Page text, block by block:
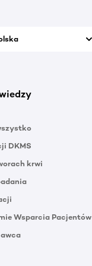
DKMS
krwi
Wsparcia Pacjentów